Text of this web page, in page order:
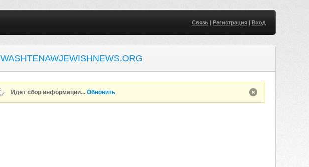
Связь| Регистрация| Вход
WASHTENAWJEWISHNEWS.ORG
Идет сбор информации...Обновить